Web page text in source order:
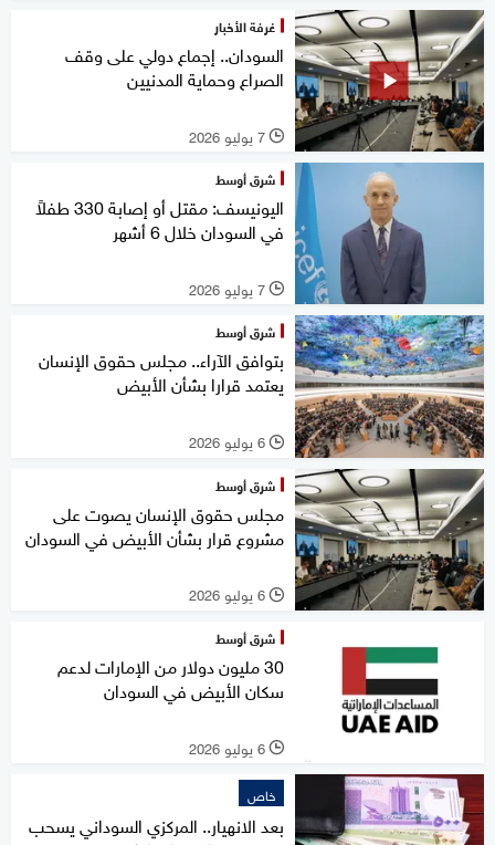
غرفة الأخبار
السودان.. إجماع دولي على وقف
الصراع وحماية المدنيين
l 7 يوليو 2026
شرق أوسط
اليونيسف: مقتل أو إصابة 330 طفلاً
في السودان خلال 6 أشهر
l 7 يوليو 2026
شرق أوسط
بتوافق الآراء.. مجلس حقوق الإنسان
يعتمد قرارا بشأن الأبيض
l 6 يوليو 2026
شرق أوسط
مجلس حقوق الإنسان يصوت على
مشروع قرار بشأن الأبيض في السودان
l 6 يوليو 2026
شرق أوسط
30 مليون دولار من الإمارات لدعم
سكان الأبيض في السودان
l 6 يوليو 2026
خاص
بعد الانهيار.. المركزي السوداني يسحب